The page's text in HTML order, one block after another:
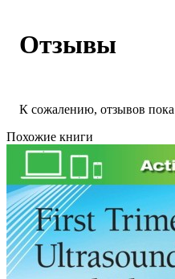
Отзывы
К сожалению, отзывов пока
Похожие книги